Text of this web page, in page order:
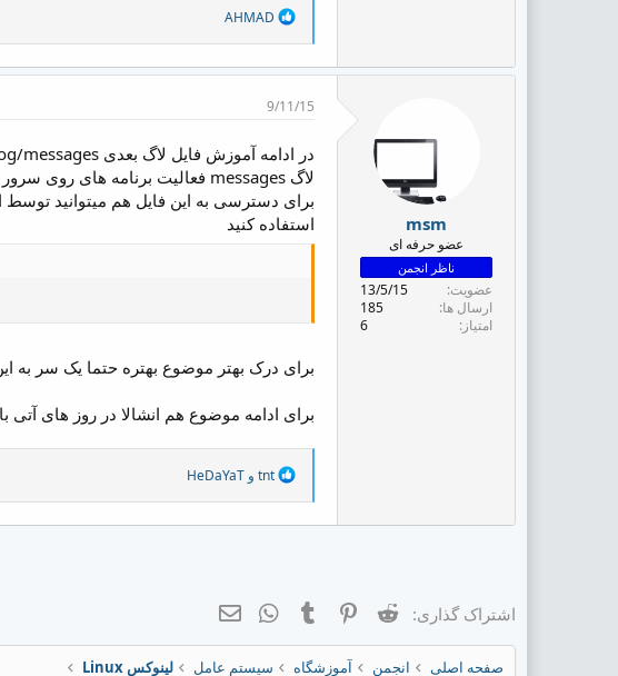
R
a
c
i
s
:
AHMAD
msm
عضو حرفه ای
ناظر انجمن
عضویت
13/5/15
ارسال ها
185
امتیاز
6
9/11/15
لاگ messages فعالیت برنامه های روی سرور ذخیره میشود برنامه ایی مثل فایروال دی ان اس سرور و ...
برای دسترسی به این فایل هم میتوانید توسط
استفاده کنید
برای درک بهتر موضوع بهتره حتما یک سر به
برای ادامه موضوع هم انشالا در روز های آتی
R
a
c
s
tnt و HeDaYaT
اشتراک گذاری: Reddit
Pinterest
Tumblr
WhatsApp
صفحه اصلی انجمن آموزشگاه سیستم عامل لینوکس Linux